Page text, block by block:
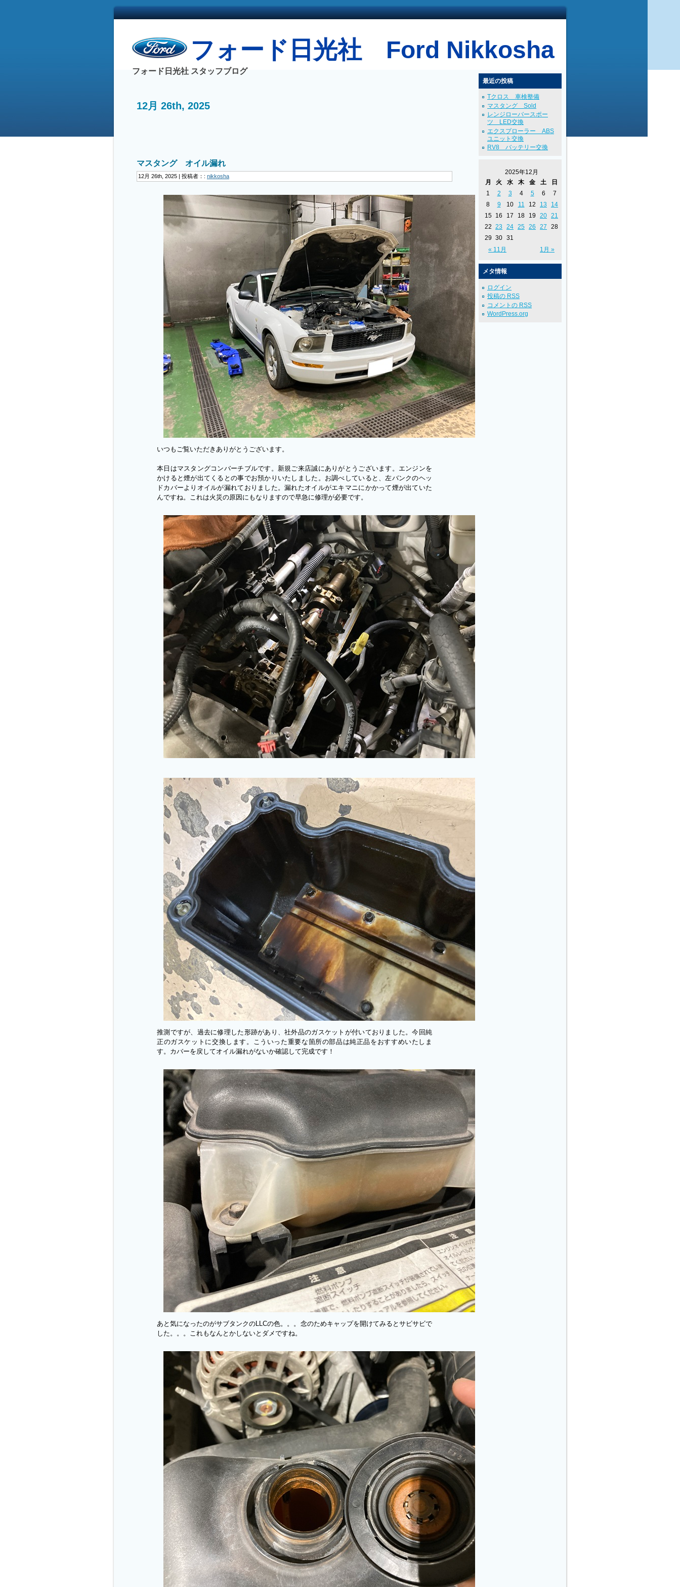
フォード日光社 Ford Nikkosha
フォード日光社 スタッフブログ
12月 26th, 2025
マスタング オイル漏れ
12月 26th, 2025 | 投稿者：: nikkosha
いつもご覧いただきありがとうございます。
本日はマスタングコンバーチブルです。新規ご来店誠にありがとうございます。エンジンを
かけると煙が出てくるとの事でお預かりいたしました。お調べしていると、左バンクのヘッ
ドカバーよりオイルが漏れておりました。漏れたオイルがエキマニにかかって煙が出ていた
んですね。これは火災の原因にもなりますので早急に修理が必要です。
推測ですが、過去に修理した形跡があり、社外品のガスケットが付いておりました。今回純
正のガスケットに交換します。こういった重要な箇所の部品は純正品をおすすめいたしま
す。カバーを戻してオイル漏れがないか確認して完成です！
あと気になったのがサブタンクのLLCの色。。。念のためキャップを開けてみるとサビサビで
した。。。これもなんとかしないとダメですね。
最近の投稿
Tクロス 車検整備
マスタング Sold
レンジローバースポー
ツ LED交換
エクスプローラー ABS
ユニット交換
RV8 バッテリー交換
2025年12月
月
火 水 木 金 土 日
« 11月 1月 »
1 2 3 4 5 6
7
8
9 10 11 12 13
14
15
16 17 18 19 20 21
22 23 24 25 26 27
28
29 30 31
メタ情報
ログイン
投稿の RSS
コメントの RSS
WordPress.org